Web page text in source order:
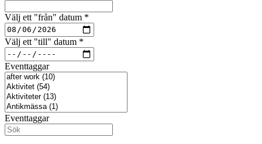
Välj ett "från" datum *
Välj ett "till" datum *
Eventtaggar
Eventtaggar